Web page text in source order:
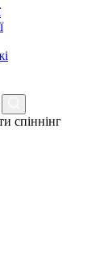
спіннінг